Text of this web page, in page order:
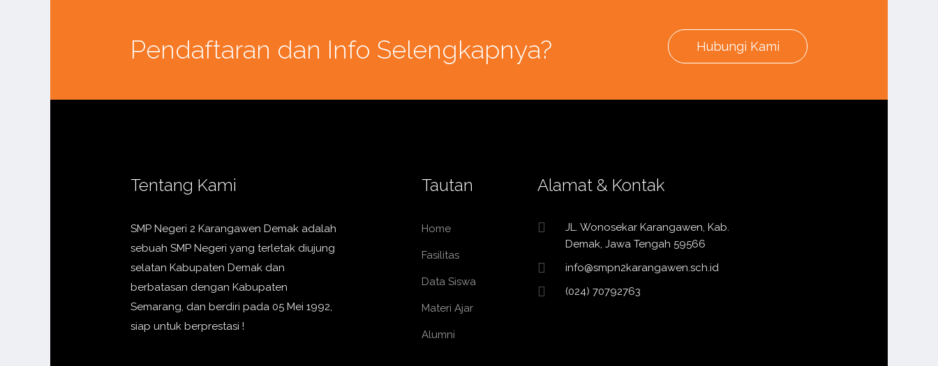
Pendaftaran dan Info Selengkapnya? Hubungi Kami
Tentang Kami
SMP Negeri 2 Karangawen Demak adalah
sebuah SMP Negeri yang terletak diujung
selatan Kabupaten Demak dan
berbatasan dengan Kabupaten
Semarang, dan berdiri pada 05 Mei 1992,
siap untuk berprestasi !
Tautan
Home
Fasilitas
Data Siswa
Materi Ajar
Alumni
Alamat & Kontak
JL. Wonosekar Karangawen, Kab.
Demak, Jawa Tengah 59566
info@smpn2karangawen.sch.id
(024) 70792763